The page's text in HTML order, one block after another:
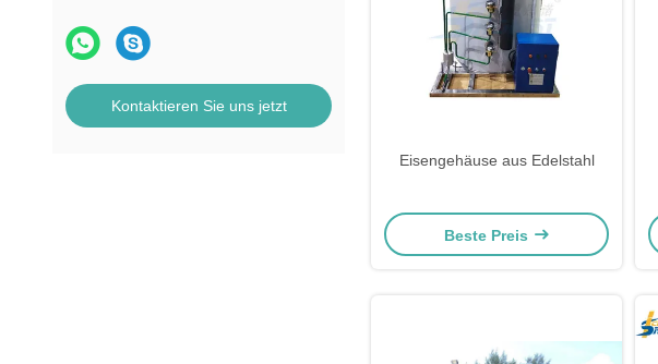
Kontaktieren Sie uns jetzt
Eisengehäuse aus Edelstahl
Beste Preis